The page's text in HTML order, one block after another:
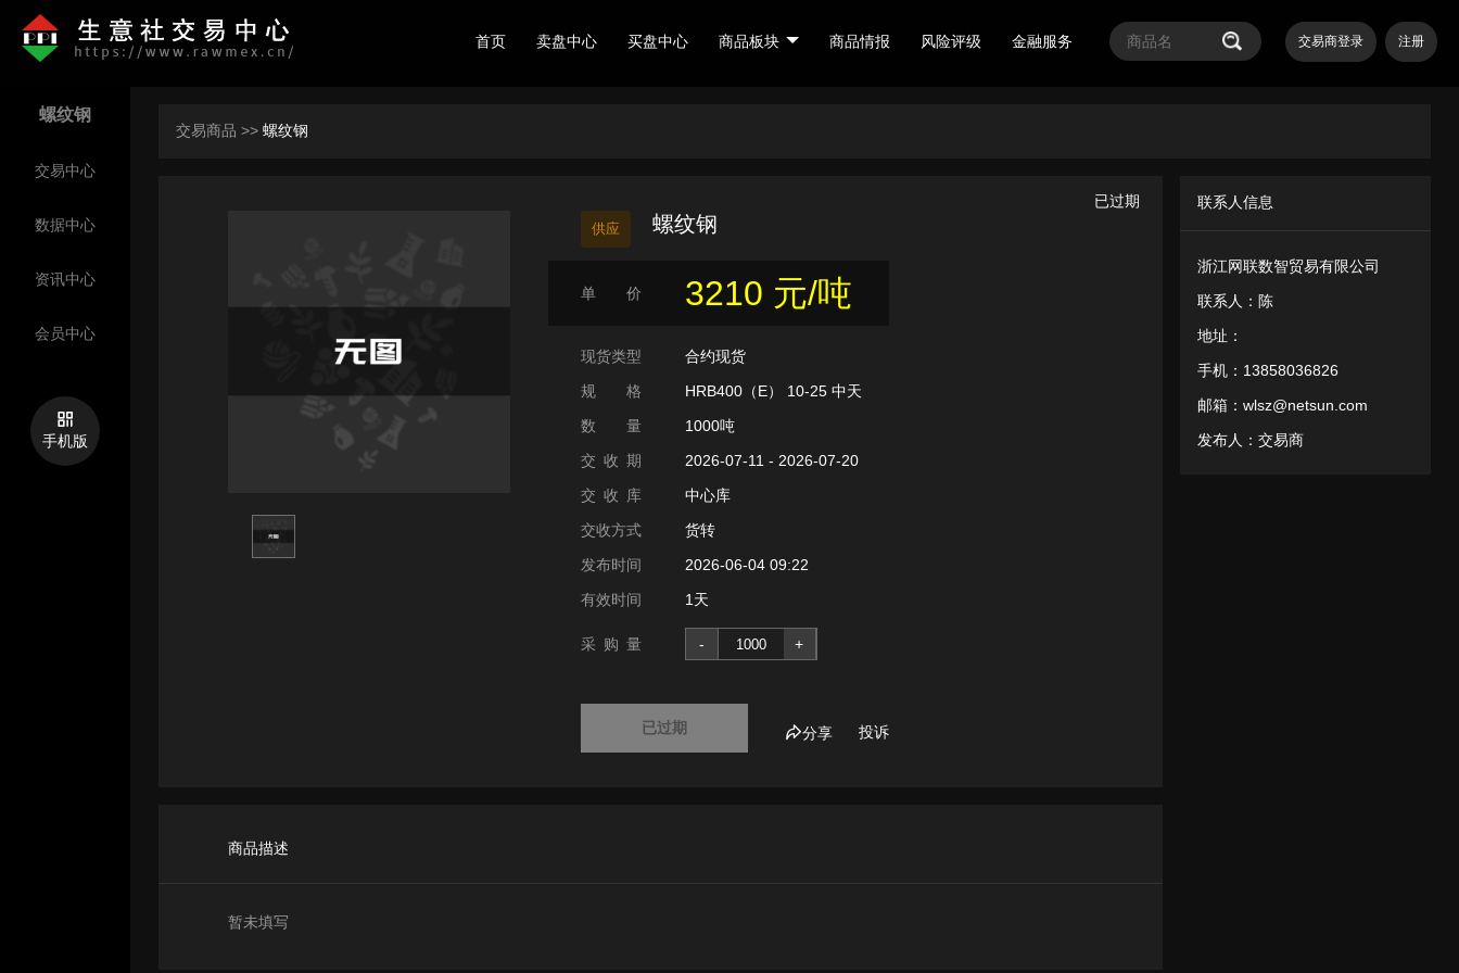
交易商登录 注册
首页 卖盘中心 买盘中心 商品板块 商品情报 风险评级 金融服务
螺纹钢
交易中心
数据中心
资讯中心
会员中心
手机版
交易商品 >> 螺纹钢
已过期
供应 螺纹钢
单 价 3210 元/吨
现货类型
合约现货
规 格
HRB400（E） 10-25 中天
数 量
1000吨
交 收 期
2026-07-11 - 2026-07-20
交 收 库
中心库
交收方式
货转
发布时间
2026-06-04 09:22
有效时间
1天
采 购 量 - +
已过期 分享 投诉
商品描述
暂未填写
联系人信息
浙江网联数智贸易有限公司
联系人： 陈
地址：
手机： 13858036826
邮箱：wlsz@netsun.com
发布人：交易商
网盛撮合服务号
© 网盛大宗 版权所有 |